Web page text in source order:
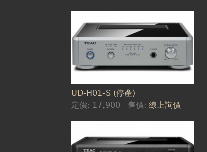
UD-H01-S (停產)
定價: 17,900 售價: 線上詢價